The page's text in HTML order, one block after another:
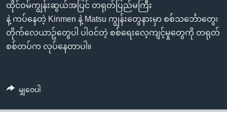
သို့
ကျော်
ကြည့်
ရန်
နေရာ
ဗွီအိုအေ လူမှုကွန်ယက်များ
ထိုင်ဝမ်ကျွန်းဆွယ်အပြင် တရုတ်ပြည်မကြီး
နဲ့ ကပ်နေတဲ့ Kinmen နဲ့ Matsu ကျွန်းတွေနားမှာ စစ်သင်္ဘောတွေ၊
တိုက်လေယာဥ်တွေပါ ပါဝင်တဲ့ စစ်ရေးလေ့ကျင့်မှုတွေကို တရုတ်
စစ်တပ်က လုပ်နေတာပါ။
မျှဝေပါ